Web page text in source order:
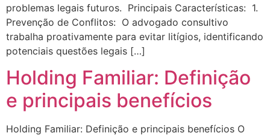
problemas legais futuros. Principais Características: 1.
Prevenção de Conflitos: O advogado consultivo
trabalha proativamente para evitar litígios, identificando
potenciais questões legais […]
Holding Familiar: Definição
e principais benefícios
Holding Familiar: Definição e principais benefícios O